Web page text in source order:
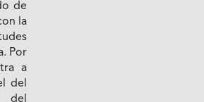
de
la
Por
a
del